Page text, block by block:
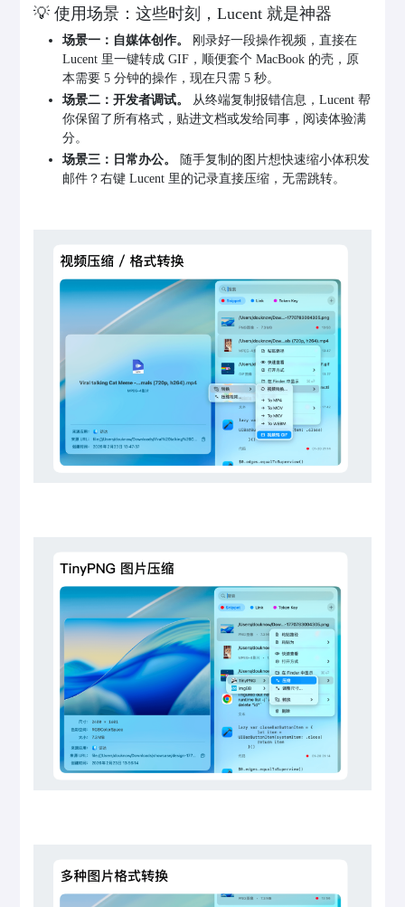
💡 使用场景：这些时刻，Lucent 就是神器
场景一：自媒体创作。
刚录好一段操作视频，直接在
Lucent 里一键转成 GIF，顺便套个 MacBook 的壳，原
本需要 5 分钟的操作，现在只需 5 秒。
场景二：开发者调试。
从终端复制报错信息，Lucent 帮
你保留了所有格式，贴进文档或发给同事，阅读体验满
分。
场景三：日常办公。
随手复制的图片想快速缩小体积发
邮件？右键 Lucent 里的记录直接压缩，无需跳转。